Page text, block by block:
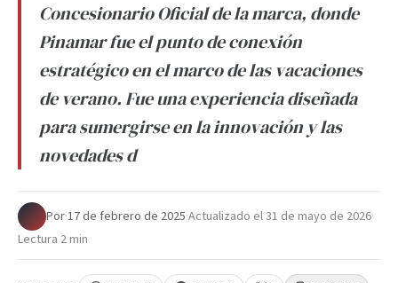
Concesionario Oficial de la marca, donde
Pinamar fue el punto de conexión
estratégico en el marco de las vacaciones
de verano. Fue una experiencia diseñada
para sumergirse en la innovación y las
novedades d
Por·17 de febrero de 2025·Actualizado el31 de mayo de 2026·
Lectura 2 min